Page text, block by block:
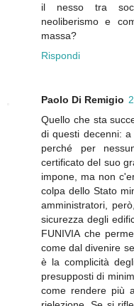
il nesso tra
neoliberismo e
massa?
Rispondi
Paolo Di Remigio
Quello che sta
di questi decenni:
perché per
certificato del suo
impone, ma non
colpa dello Stato
amministratori,
sicurezza degli
FUNIVIA che
come dal divenire
è la complicità
presupposti di
come rendere più